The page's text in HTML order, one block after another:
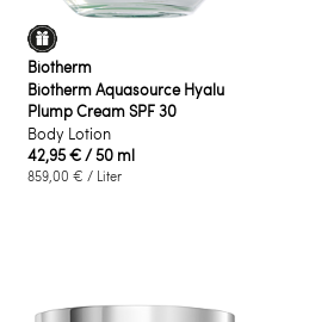
Biotherm
Biotherm Aquasource Hyalu
Plump Cream SPF 30
Body Lotion
42,95 €/ 50 ml
859,00 € / Liter